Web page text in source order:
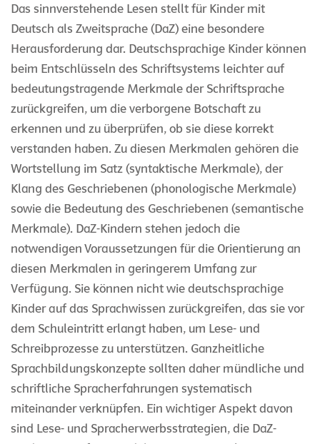
Das sinnverstehende Lesen stellt für Kinder mit
Deutsch als Zweitsprache (DaZ) eine besondere
Herausforderung dar. Deutschsprachige Kinder können
beim Entschlüsseln des Schriftsystems leichter auf
bedeutungstragende Merkmale der Schriftsprache
zurückgreifen, um die verborgene Botschaft zu
erkennen und zu überprüfen, ob sie diese korrekt
verstanden haben. Zu diesen Merkmalen gehören die
Wortstellung im Satz (syntaktische Merkmale), der
Klang des Geschriebenen (phonologische Merkmale)
sowie die Bedeutung des Geschriebenen (semantische
Merkmale). DaZ-Kindern stehen jedoch die
notwendigen Voraussetzungen für die Orientierung an
diesen Merkmalen in geringerem Umfang zur
Verfügung. Sie können nicht wie deutschsprachige
Kinder auf das Sprachwissen zurückgreifen, das sie vor
dem Schuleintritt erlangt haben, um Lese- und
Schreibprozesse zu unterstützen. Ganzheitliche
Sprachbildungskonzepte sollten daher mündliche und
schriftliche Spracherfahrungen systematisch
miteinander verknüpfen. Ein wichtiger Aspekt davon
sind Lese- und Spracherwerbsstrategien, die DaZ-